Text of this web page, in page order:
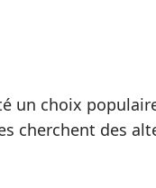
un choix
cherchent des